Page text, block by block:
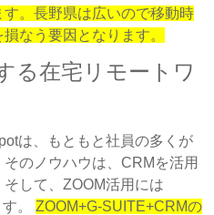
。長野県は広いので移動時
なう要因となります。
る在宅リモートワ
は、もともと社員の多くが
のノウハウは、CRMを活用
して、ZOOM活用には
。 ZOOM+G-SUITE+CRMの